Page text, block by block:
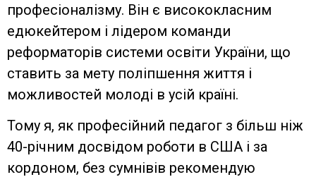
професіоналізму. Він є висококласним
едюкейтером і лідером команди
реформаторів системи освіти України, що
ставить за мету поліпшення життя і
можливостей молоді в усій країні.
Тому я, як професійний педагог з більш ніж
40-річним досвідом роботи в США і за
кордоном, без сумнівів рекомендую